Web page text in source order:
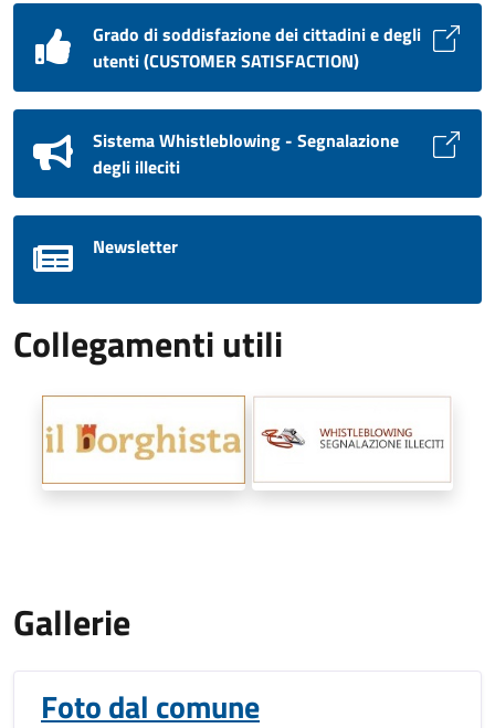
Grado di soddisfazione dei cittadini e degli
utenti (CUSTOMER SATISFACTION)
Sistema Whistleblowing - Segnalazione
degli illeciti
Newsletter
Collegamenti utili
Gallerie
Foto dal comune